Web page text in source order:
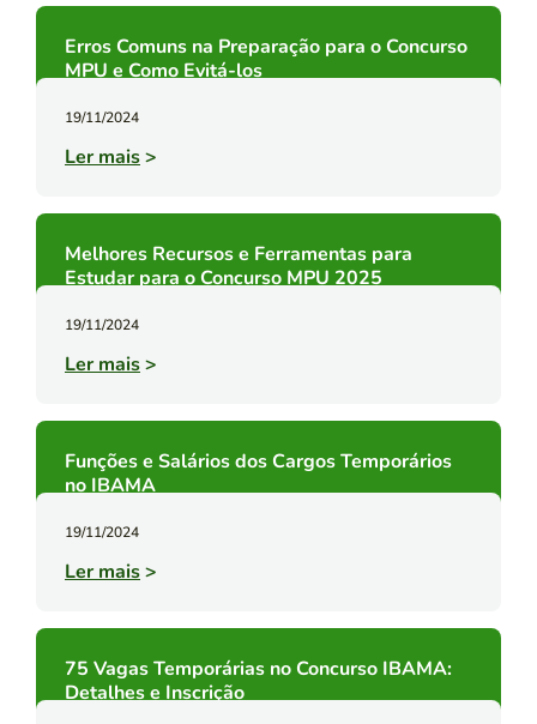
Erros Comuns na Preparação para o Concurso
MPU e Como Evitá-los
19/11/2024
Ler mais>
Melhores Recursos e Ferramentas para
Estudar para o Concurso MPU 2025
19/11/2024
Ler mais>
Funções e Salários dos Cargos Temporários
no IBAMA
19/11/2024
Ler mais>
75 Vagas Temporárias no Concurso IBAMA:
Detalhes e Inscrição